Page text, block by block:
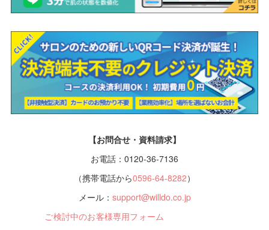
【お問合せ・資料請求】
お電話：0120-36-7136
（携帯電話から0596-64-8282）
メール： support@willdo.co.jp
ご検討中のお客様専用フォーム